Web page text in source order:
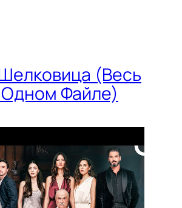
(Весь
Файле)